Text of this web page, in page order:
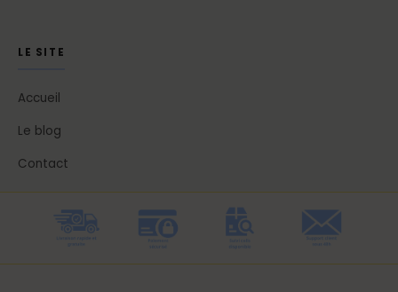
LE SITE
Accueil
Le blog
Contact